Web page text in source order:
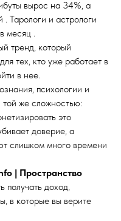
вырос на 34%, а
Тарологи и астрологи
месяц .
тренд, который
тех, кто уже работает в
в нее.
психологии и
той же сложностью:
это
доверие, а
слишком много времени
| Пространство
получать доход,
в которые вы верите